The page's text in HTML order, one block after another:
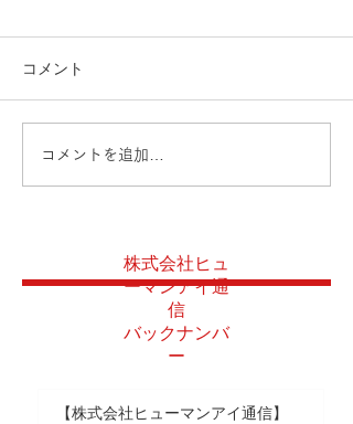
コメント
コメントを追加…
株式会社ヒュ
ーマンアイ通
信
バックナンバ
ー
【株式会社ヒューマンアイ通信】